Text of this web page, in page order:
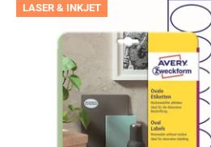
LASER & INKJET